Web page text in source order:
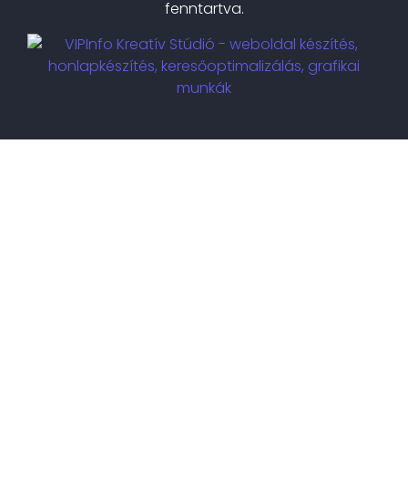
fenntartva.